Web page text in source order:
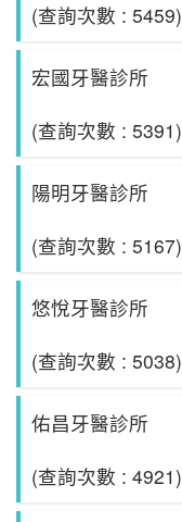
(查詢次數 : 5459)
宏國牙醫診所
(查詢次數 : 5391)
陽明牙醫診所
(查詢次數 : 5167)
悠悅牙醫診所
(查詢次數 : 5038)
佑昌牙醫診所
(查詢次數 : 4921)